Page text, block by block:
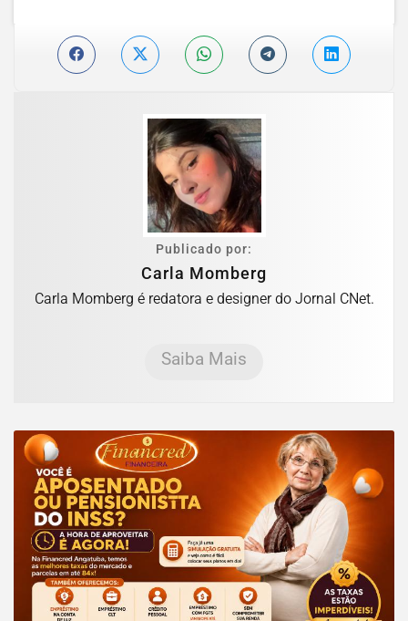
Publicado por:
Carla Momberg
Carla Momberg é redatora e designer do Jornal CNet.
Saiba Mais